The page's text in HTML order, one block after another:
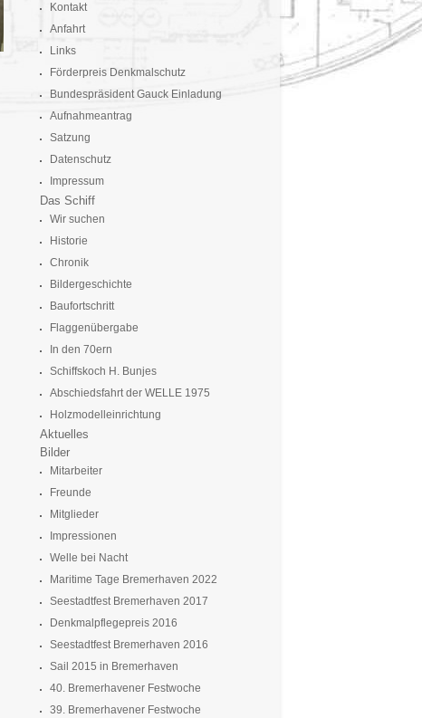
Kontakt
Anfahrt
Links
Förderpreis Denkmalschutz
Bundespräsident Gauck Einladung
Aufnahmeantrag
Satzung
Datenschutz
Impressum
Das Schiff
Wir suchen
Historie
Chronik
Bildergeschichte
Baufortschritt
Flaggenübergabe
In den 70ern
Schiffskoch H. Bunjes
Abschiedsfahrt der WELLE 1975
Holzmodelleinrichtung
Aktuelles
Bilder
Mitarbeiter
Freunde
Mitglieder
Impressionen
Welle bei Nacht
Maritime Tage Bremerhaven 2022
Seestadtfest Bremerhaven 2017
Denkmalpflegepreis 2016
Seestadtfest Bremerhaven 2016
Sail 2015 in Bremerhaven
40. Bremerhavener Festwoche
39. Bremerhavener Festwoche